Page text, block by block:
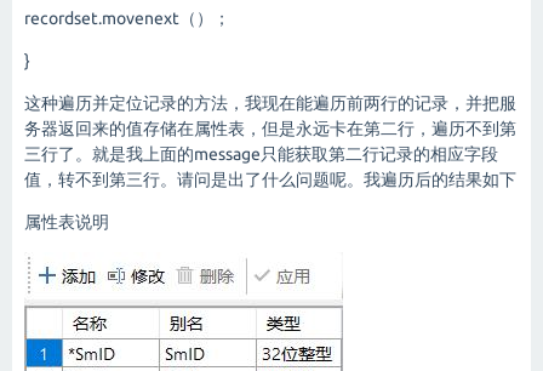
recordset.movenext（）；
}
这种遍历并定位记录的方法，我现在能遍历前两行的记录，并把服
务器返回来的值存储在属性表，但是永远卡在第二行，遍历不到第
三行了。就是我上面的message只能获取第二行记录的相应字段
值，转不到第三行。请问是出了什么问题呢。我遍历后的结果如下
属性表说明